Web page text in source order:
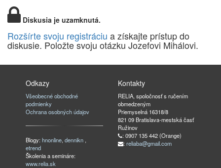
Diskusia je uzamknutá.
Rozšírte svoju registráciu a získajte prístup do
diskusie. Položte svoju otázku Jozefovi Mihálovi.
Odkazy
Všeobecné obchodné
podmienky
Ochrana osobných údajov
Blogy:hnonline,dennikn ,
etrend
Školenia a semináre:
www.relia.sk
Kontakty
RELIA, spoločnosť s ručením
obmedzeným
Priemyselná 16318/8
821 09 Bratislava-mestská časť
Ružinov
: 0907 135 442 (Orange)
: reliaba@gmail.com